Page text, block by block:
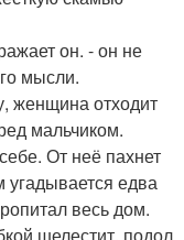
он. - он не
мысли.
женщина отходит
мальчиком.
От неё пахнет
едва
весь дом.
шелестит, подол